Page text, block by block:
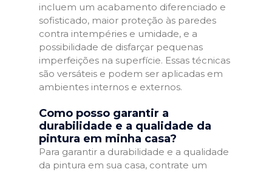
incluem um acabamento diferenciado e
sofisticado, maior proteção às paredes
contra intempéries e umidade, e a
possibilidade de disfarçar pequenas
imperfeições na superfície. Essas técnicas
são versáteis e podem ser aplicadas em
ambientes internos e externos.
Como posso garantir a
durabilidade e a qualidade da
pintura em minha casa?
Para garantir a durabilidade e a qualidade
da pintura em sua casa, contrate um